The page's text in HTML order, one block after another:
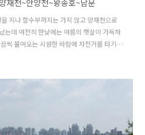
재천~안양천~왕송호~남문
지나 합수부까지는 가지 않고 양재천으로
는데 여전히 한낮에는 여름의 햇살이 가득하
씩 불어오는 시원한 바람에 자전거를 타기에
서초를 지나 과천까지 이어진다. 주변에 아
일부구간은 일방통행이라 맞은편에서 오는
이어진다. 앞서 오던곳과는 많이 달라 보인